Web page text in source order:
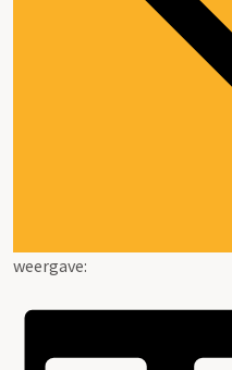
weergave: